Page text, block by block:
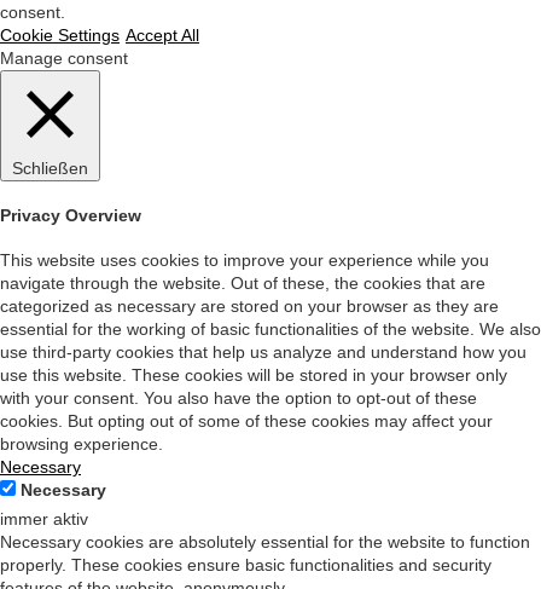
consent.
Cookie Settings Accept All
Manage consent
Schließen
Privacy Overview
This website uses cookies to improve your experience while you
navigate through the website. Out of these, the cookies that are
categorized as necessary are stored on your browser as they are
essential for the working of basic functionalities of the website. We also
use third-party cookies that help us analyze and understand how you
use this website. These cookies will be stored in your browser only
with your consent. You also have the option to opt-out of these
cookies. But opting out of some of these cookies may affect your
browsing experience.
Necessary
Necessary
immer aktiv
Necessary cookies are absolutely essential for the website to function
properly. These cookies ensure basic functionalities and security